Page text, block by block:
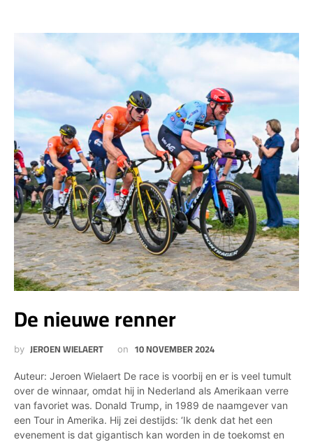
De nieuwe renner
by JEROEN WIELAERT on 10 NOVEMBER 2024
Auteur: Jeroen Wielaert De race is voorbij en er is veel tumult
over de winnaar, omdat hij in Nederland als Amerikaan verre
van favoriet was. Donald Trump, in 1989 de naamgever van
een Tour in Amerika. Hij zei destijds: ‘Ik denk dat het een
evenement is dat gigantisch kan worden in de toekomst en